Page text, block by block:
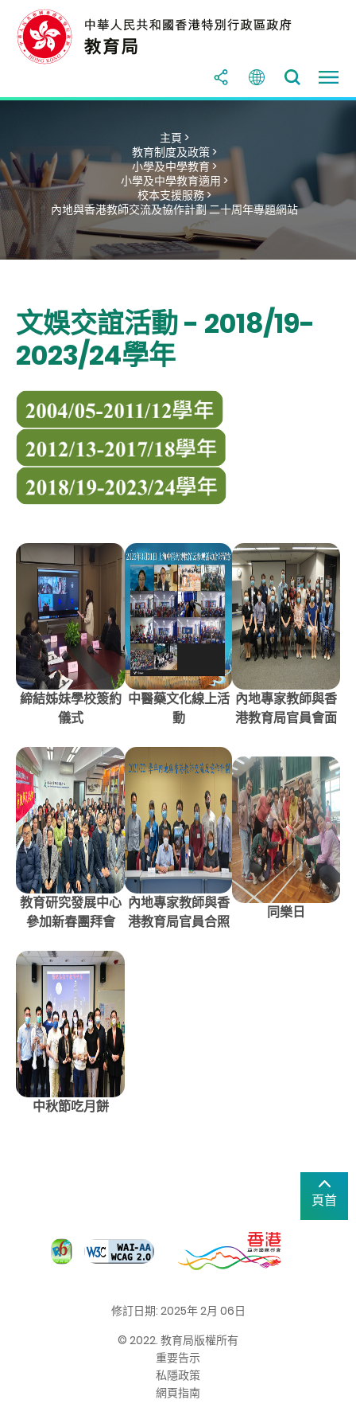
主頁 >
教育制度及政策 >
小學及中學教育 >
小學及中學教育適用 >
校本支援服務 >
內地與香港教師交流及協作計劃 二十周年專題網站
文娛交誼活動 - 2018/19-
2023/24學年
締結姊妹學校簽約
儀式
中醫藥文化線上活
動
內地專家教師與香
港教育局官員會面
教育研究發展中心
參加新春團拜會
內地專家教師與香
港教育局官員合照
同樂日
中秋節吃月餅
頁首
修訂日期: 2025年 2月 06日
© 2022. 教育局版權所有
重要告示
私隱政策
網頁指南